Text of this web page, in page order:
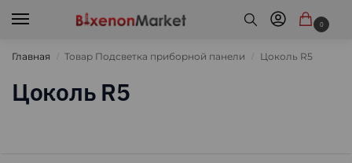
0
Главная Товар Подсветка приборной панели Цоколь R5
Цоколь R5